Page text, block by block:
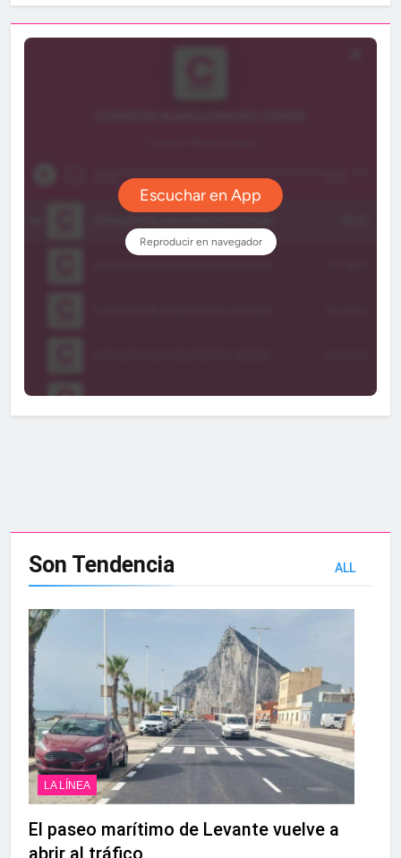
Son Tendencia ALL
LA LÍNEA
El paseo marítimo de Levante vuelve a